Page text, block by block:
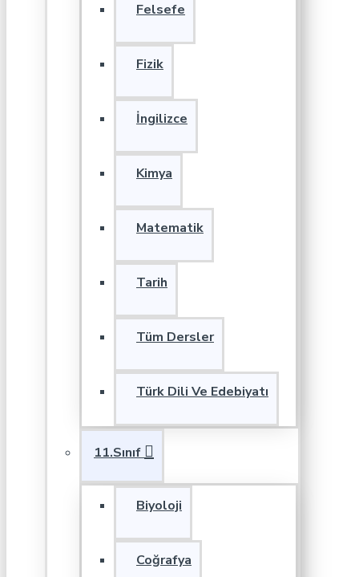
Felsefe
Fizik
İngilizce
Kimya
Matematik
Tarih
Tüm Dersler
Türk Dili Ve Edebiyatı
11.Sınıf
Biyoloji
Coğrafya